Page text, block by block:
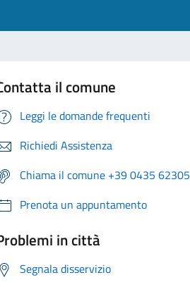
il comune
Leggi le domande frequenti
Richiedi Assistenza
Chiama il comune +39 0435 62305
Prenota un appuntamento
in città
Segnala disservizio